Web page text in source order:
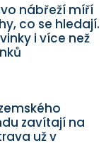
nábřeží míří
co se hledají.
i více než
zavítají na
už v